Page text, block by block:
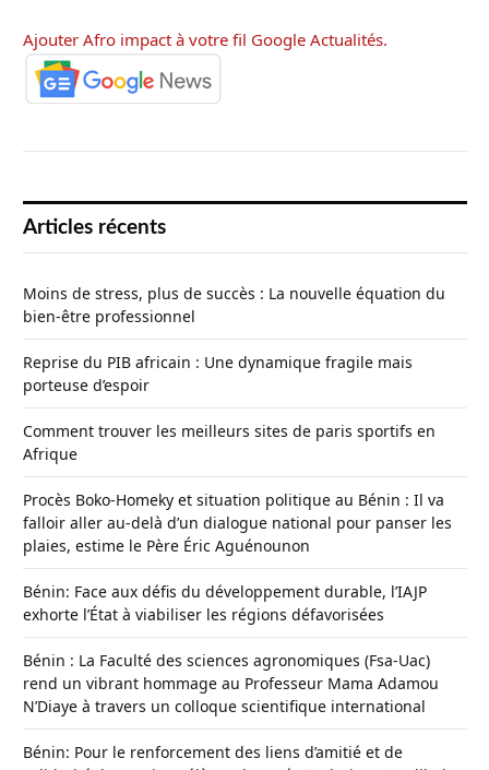
Ajouter Afro impact à votre fil Google Actualités.
Articles récents
Moins de stress, plus de succès : La nouvelle équation du
bien-être professionnel
Reprise du PIB africain : Une dynamique fragile mais
porteuse d’espoir
Comment trouver les meilleurs sites de paris sportifs en
Afrique
Procès Boko-Homeky et situation politique au Bénin : Il va
falloir aller au-delà d’un dialogue national pour panser les
plaies, estime le Père Éric Aguénounon
Bénin: Face aux défis du développement durable, l’IAJP
exhorte l’État à viabiliser les régions défavorisées
Bénin : La Faculté des sciences agronomiques (Fsa-Uac)
rend un vibrant hommage au Professeur Mama Adamou
N’Diaye à travers un colloque scientifique international
Bénin: Pour le renforcement des liens d’amitié et de